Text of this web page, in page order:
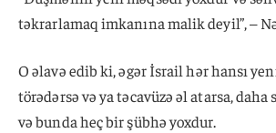
təkrarlamaq imkanına malik deyil”, –
O əlavə edib ki, əgər İsrail hər hansı
törədərsə və ya təcavüzə əl atarsa, daha
və bunda heç bir şübhə yoxdur.